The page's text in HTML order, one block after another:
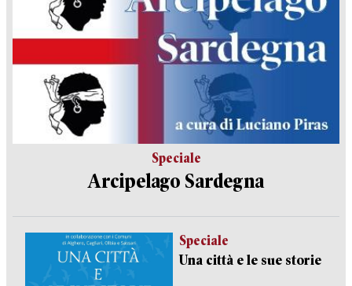
Speciale
Arcipelago Sardegna
Speciale
Una città e le sue storie